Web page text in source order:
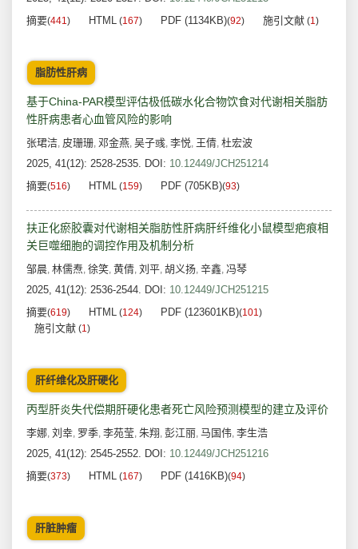
摘要(441) HTML (167) PDF (1134KB)(92) 施引文献 (1)
脂肪性肝病
基于China-PAR模型评估极低碳水化合物饮食对代谢相关脂肪
性肝病患者心血管风险的影响
张珺洁, 皮珊珊, 邓金燕, 吴子彧, 李悦, 王倩, 杜宏波
2025, 41(12): 2528-2535. DOI: 10.12449/JCH251214
摘要(516) HTML (159) PDF (705KB)(93)
扶正化瘀胶囊对代谢相关脂肪性肝病肝纤维化小鼠模型疤痕相
关巨噬细胞的调控作用及机制分析
邹晨, 林儒焘, 徐笑, 黄倩, 刘平, 胡义扬, 辛鑫, 冯琴
2025, 41(12): 2536-2544. DOI: 10.12449/JCH251215
摘要(619) HTML (124) PDF (123601KB)(101)
施引文献 (1)
肝纤维化及肝硬化
丙型肝炎失代偿期肝硬化患者死亡风险预测模型的建立及评价
李娜, 刘幸, 罗季, 李苑莹, 朱翔, 彭江丽, 马国伟, 李生浩
2025, 41(12): 2545-2552. DOI: 10.12449/JCH251216
摘要(373) HTML (167) PDF (1416KB)(94)
肝脏肿瘤